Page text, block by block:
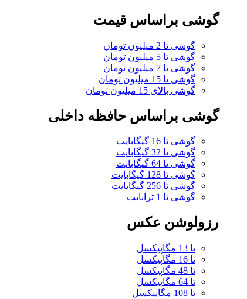
گوشی براساس قیمت
گوشی تا 2 میلیون تومان
گوشی تا 5 میلیون تومان
گوشی تا 7 میلیون تومان
گوشی تا 15 میلیون تومان
گوشی بالای 15 میلیون تومان
گوشی براساس حافظه داخلی
گوشی تا 16 گیگابایت
گوشی تا 32 گیگابایت
گوشی تا 64 گیگابایت
گوشی تا 128 گیگابایت
گوشی تا 256 گیگابایت
گوشی تا 1 ترابایت
رزولوشن عکس
تا 13 مگاپیکسل
تا 16 مگاپیکسل
تا 48 مگاپیکسل
تا 64 مگاپیکسل
تا 108 مگاپیکسل